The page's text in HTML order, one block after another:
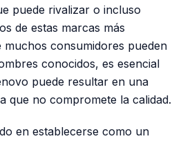
puede rivalizar o incluso
de estas marcas más
muchos consumidores pueden
conocidos, es esencial
puede resultar en una
que no compromete la calidad.
en establecerse como un